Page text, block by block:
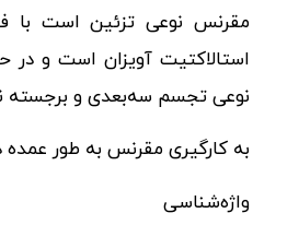
مقرنس نوعی تزئین است با
استالاکتیت آویزان است و
نوعی تجسم سه‌بعدی و
به کارگیری مقرنس به طور عمده
واژه‌شناسی